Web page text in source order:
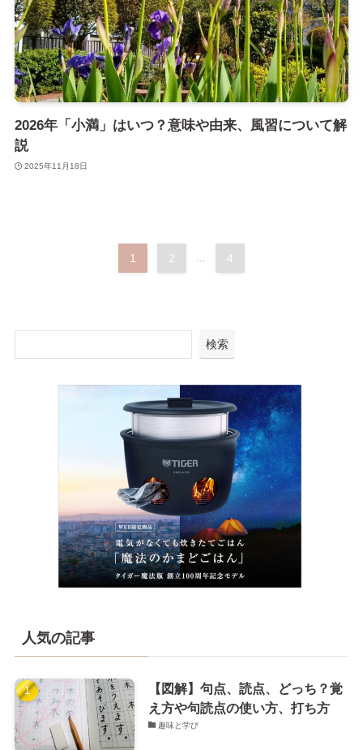
2026年「小満」はいつ？意味や由来、風習について解
説
2025年11月18日
1 2 ... 4
検索
人気の記事
【図解】句点、読点、どっち？覚
え方や句読点の使い方、打ち方
趣味と学び